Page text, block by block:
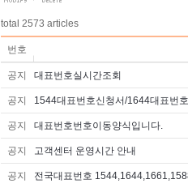
total 2573 articles
번호
공지 대표번호실시간조회
공지 1544대표번호신청서/1644대표번
공지 대표번호번호이동양식입니다.
공지 고객센터 운영시간 안내
공지 전국대표번호